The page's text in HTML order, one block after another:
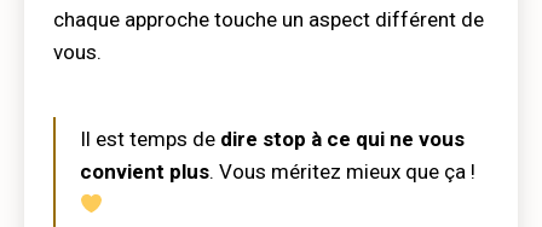
chaque approche touche un aspect différent de
vous.
Il est temps de dire stop à ce qui ne vous
convient plus. Vous méritez mieux que ça !